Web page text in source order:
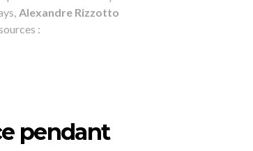
Alexandre Rizzotto
:
pendant